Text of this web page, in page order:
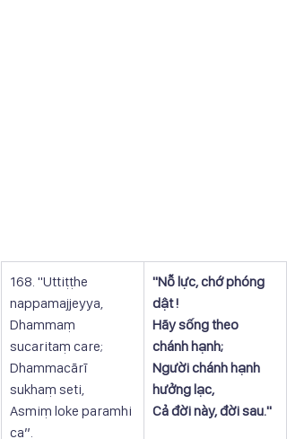
168. "Uttiṭṭhe
nappamajjeyya,
Dhammaṃ
sucaritaṃ care;
Dhammacārī
sukhaṃ seti,
Asmiṃ loke paramhi
ca”.
"Nỗ lực, chớ phóng
dật !
Hãy sống theo
chánh hạnh;
Người chánh hạnh
hưởng lạc,
Cả đời này, đời sau."